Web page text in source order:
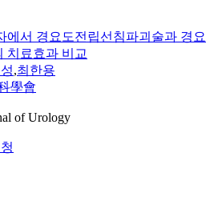
에서 경요도전립선침파괴술과 경요
치료효과 비교
,최한용
學會
of Urology